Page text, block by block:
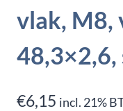
vlak, M8,
€6,15 incl. 21%